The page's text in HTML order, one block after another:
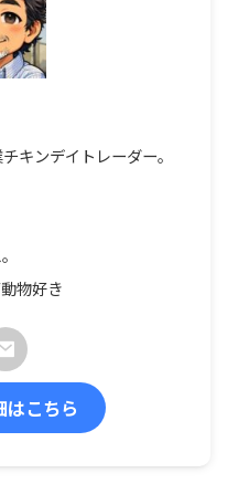
キンデイトレーダー。
物好き
はこちら